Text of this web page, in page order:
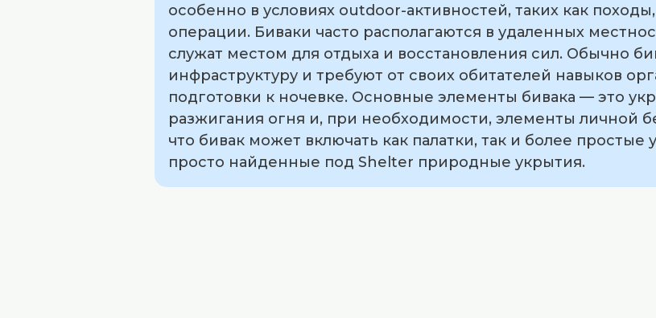
особенно в условиях outdoor-активностей, таких как
операции. Биваки часто располагаются в удаленных
служат местом для отдыха и восстановления сил. Обычно
инфраструктуру и требуют от своих обитателей навыков
подготовки к ночевке. Основные элементы бивака — это
разжигания огня и, при необходимости, элементы личной
что бивак может включать как палатки, так и более простые
просто найденные под Shelter природные укрытия.